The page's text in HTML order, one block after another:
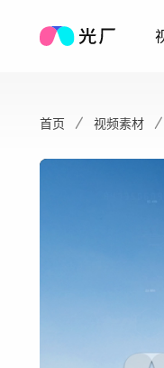
首页 视频素材